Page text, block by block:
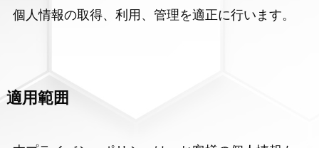
個人情報の取得、利用、管理を適正に行います。
適用範囲